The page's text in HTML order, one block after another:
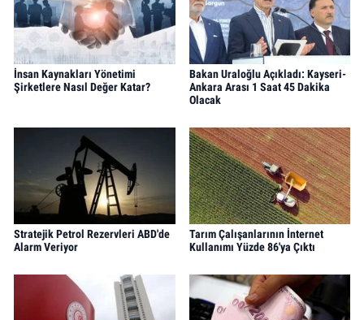
İnsan Kaynakları Yönetimi
Şirketlere Nasıl Değer Katar?
Bakan Uraloğlu Açıkladı: Kayseri-
Ankara Arası 1 Saat 45 Dakika
Olacak
Stratejik Petrol Rezervleri ABD'de
Alarm Veriyor
Tarım Çalışanlarının İnternet
Kullanımı Yüzde 86'ya Çıktı